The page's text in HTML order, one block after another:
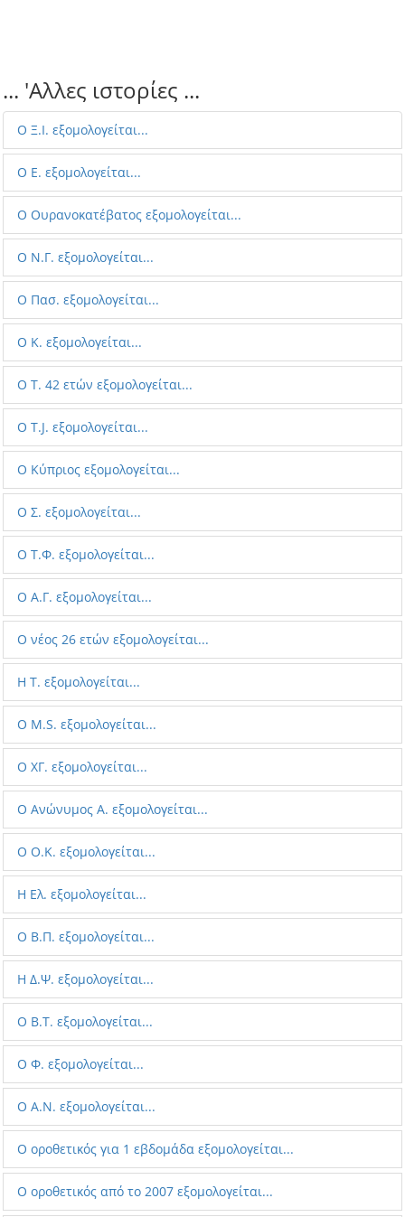
... 'Aλλες ιστορίες ...
Ο Ξ.Ι. εξομολογείται...
Ο Ε. εξομολογείται...
Ο Ουρανοκατέβατος εξομολογείται...
O Ν.Γ. εξομολογείται...
O Πασ. εξομολογείται...
Ο Κ. εξομολογείται...
Ο T. 42 ετών εξομολογείται...
Ο Τ.J. εξομολογείται...
Ο Κύπριος εξομολογείται...
Ο Σ. εξομολογείται...
Ο Τ.Φ. εξομολογείται...
O Α.Γ. εξομολογείται...
Ο νέος 26 ετών εξομολογείται...
Η Τ. εξομολογείται...
O M.S. εξομολογείται...
Ο ΧΓ. εξομολογείται...
Ο Aνώνυμος Α. εξομολογείται...
Ο O.K. εξομολογείται...
Η Ελ. εξομολογείται...
O Β.Π. εξομολογείται...
H Δ.Ψ. εξομολογείται...
O B.T. εξομολογείται...
Ο Φ. εξομολογείται...
Ο A.N. εξομολογείται...
Ο οροθετικός για 1 εβδομάδα εξομολογείται...
Ο οροθετικός από το 2007 εξομολογείται...